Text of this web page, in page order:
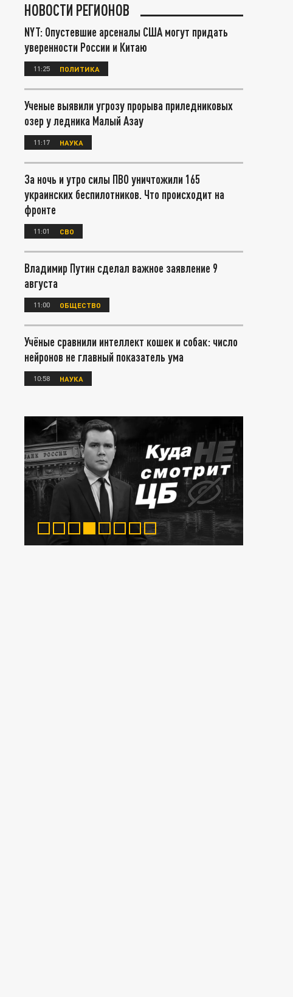
НОВОСТИ РЕГИОНОВ
NYT: Опустевшие арсеналы США могут придать
уверенности России и Китаю
11:25 ПОЛИТИКА
Ученые выявили угрозу прорыва приледниковых
озер у ледника Малый Азау
11:17 НАУКА
За ночь и утро силы ПВО уничтожили 165
украинских беспилотников. Что происходит на
фронте
11:01 СВО
Владимир Путин сделал важное заявление 9
августа
11:00 ОБЩЕСТВО
Учёные сравнили интеллект кошек и собак: число
нейронов не главный показатель ума
10:58 НАУКА